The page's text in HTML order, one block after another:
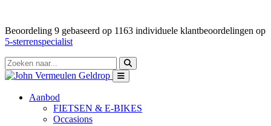
Beoordeling 9 gebaseerd op 1163 individuele klantbeoordelingen op
5-sterrenspecialist
Aanbod
FIETSEN & E-BIKES
Occasions